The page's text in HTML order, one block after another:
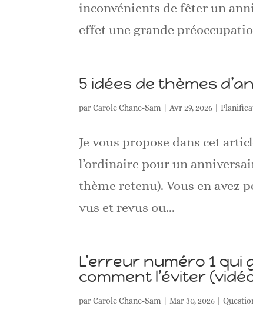
inconvénients de fêter un
effet une grande
5 idées de thèmes
parCarole Chane-Sam Avr 29, 2026 |
Je vous propose dans cet
l’ordinaire pour un
thème retenu). Vous en avez
vus et revus ou...
L’erreur numéro 1
comment l’éviter
parCarole Chane-Sam |Mar 30, 2026 |